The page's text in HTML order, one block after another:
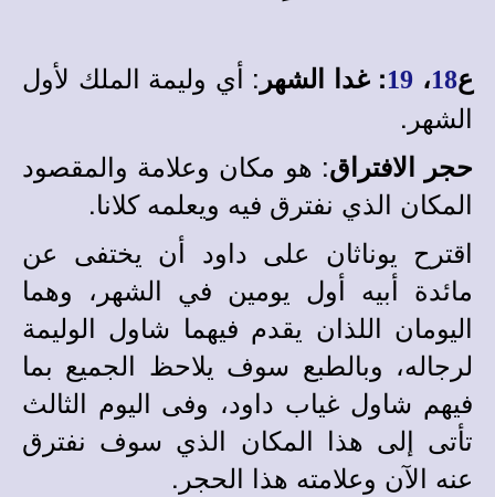
ع18، 19
: غدا الشهر : أي وليمة الملك لأول
الشهر.
حجر الافتراق: هو مكان وعلامة والمقصود
المكان الذي نفترق فيه ويعلمه كلانا.
اقترح يوناثان على داود أن يختفى عن
مائدة أبيه أول يومين في الشهر، وهما
اليومان اللذان يقدم فيهما شاول الوليمة
لرجاله، وبالطبع سوف يلاحظ الجميع بما
فيهم شاول غياب داود، وفى اليوم الثالث
تأتى إلى هذا المكان الذي سوف نفترق
عنه الآن وعلامته هذا الحجر.